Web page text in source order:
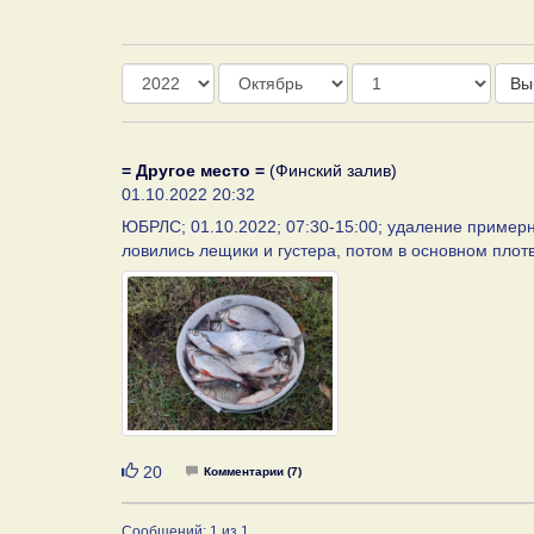
Год Месяц День
= Другое место = (Финский залив)
01.10.2022 20:32
ЮБРЛС; 01.10.2022; 07:30-15:00; удаление
ловились лещики и густера, потом в основном
Нравится
20 Комментарии (7)